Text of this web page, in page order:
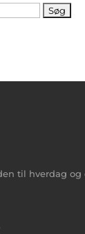
til hverdag og